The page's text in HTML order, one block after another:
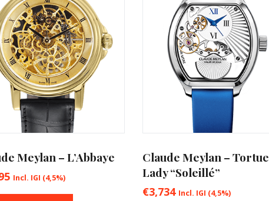
Meylan – L’Abbaye
Incl. IGI (4,5%)
Claude Meylan – Tortue
Lady “Soleillé”
€3,734 Incl. IGI (4,5%)